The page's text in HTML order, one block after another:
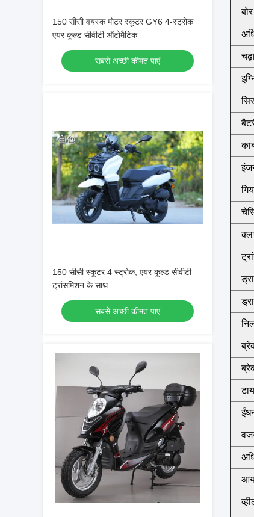
150 सीसी वयस्क मोटर स्कूटर GY6 4-स्ट्रोक
एयर कूल्ड सीवीटी ऑटोमैटिक
सबसे अच्छी कीमत पाएं
150 सीसी स्कूटर 4 स्ट्रोक, एयर कूल्ड सीवीटी
ट्रांसमिशन के साथ
सबसे अच्छी कीमत पाएं